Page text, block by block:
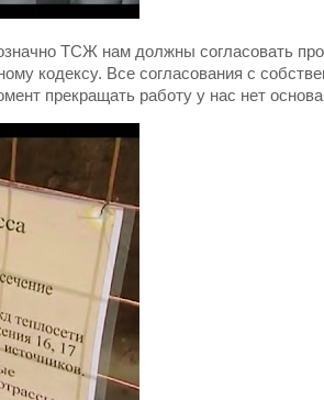
ТСЖ нам должны согласовать
кодексу. Все согласования с
прекращать работу у нас нет